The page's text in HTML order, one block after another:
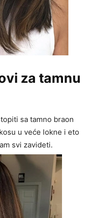
za tamnu
sa tamno braon
u veće lokne i eto
svi zavideti.